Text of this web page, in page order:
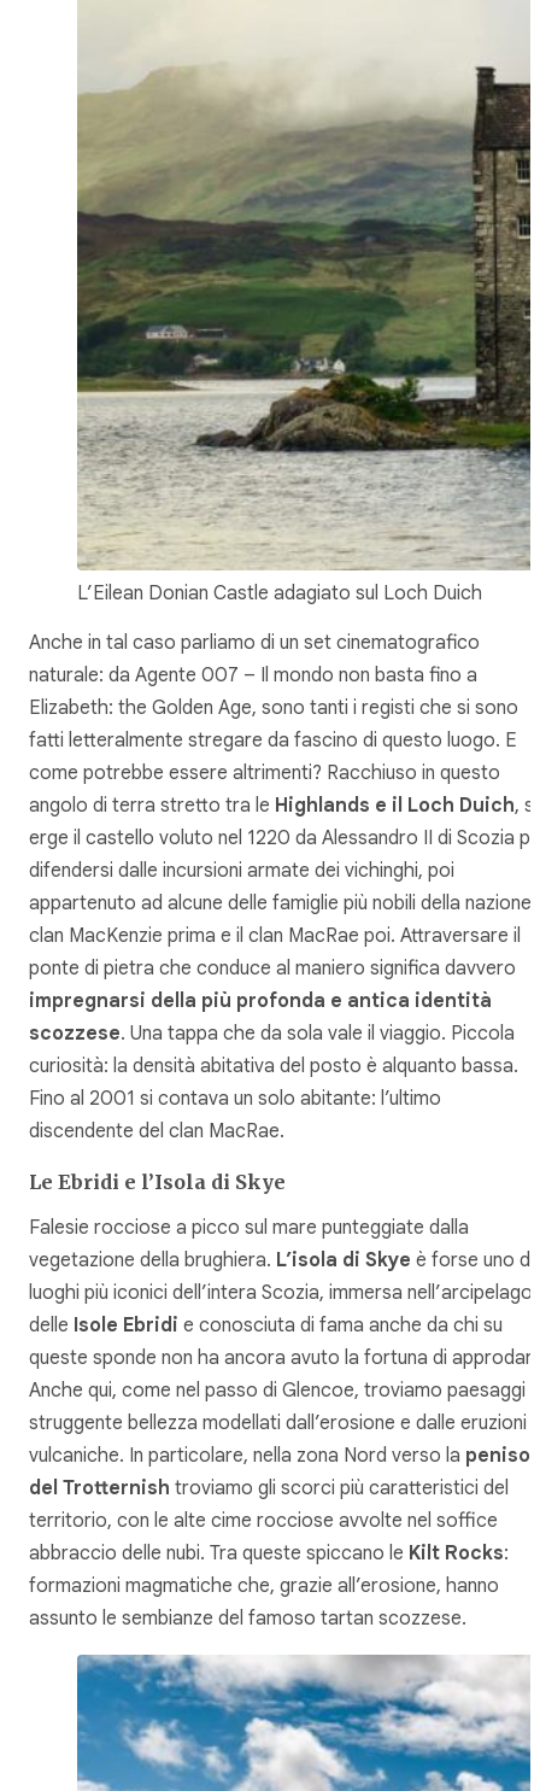
L’Eilean Donian Castle adagiato sul Loch Duich
Anche in tal caso parliamo di un set cinematografico
naturale: da Agente 007 – Il mondo non basta fino a
Elizabeth: the Golden Age, sono tanti i registi che si sono
fatti letteralmente stregare da fascino di questo luogo. E
come potrebbe essere altrimenti? Racchiuso in questo
angolo di terra stretto tra le Highlands e il Loch Duich, si
erge il castello voluto nel 1220 da Alessandro II di Scozia
difendersi dalle incursioni armate dei vichinghi, poi
appartenuto ad alcune delle famiglie più nobili della nazione:
clan MacKenzie prima e il clan MacRae poi. Attraversare il
ponte di pietra che conduce al maniero significa davvero
impregnarsi della più profonda e antica identità
scozzese. Una tappa che da sola vale il viaggio. Piccola
curiosità: la densità abitativa del posto è alquanto bassa.
Fino al 2001 si contava un solo abitante: l’ultimo
discendente del clan MacRae.
Le Ebridi e l’Isola di Skye
Falesie rocciose a picco sul mare punteggiate dalla
vegetazione della brughiera. L’isola di Skye è forse uno
luoghi più iconici dell’intera Scozia, immersa nell’arcipelago
delle Isole Ebridi e conosciuta di fama anche da chi su
queste sponde non ha ancora avuto la fortuna di
Anche qui, come nel passo di Glencoe, troviamo paesaggi
struggente bellezza modellati dall’erosione e dalle eruzioni
vulcaniche. In particolare, nella zona Nord verso la
del Trotternish troviamo gli scorci più caratteristici del
territorio, con le alte cime rocciose avvolte nel soffice
abbraccio delle nubi. Tra queste spiccano le Kilt Rocks:
formazioni magmatiche che, grazie all’erosione, hanno
assunto le sembianze del famoso tartan scozzese.